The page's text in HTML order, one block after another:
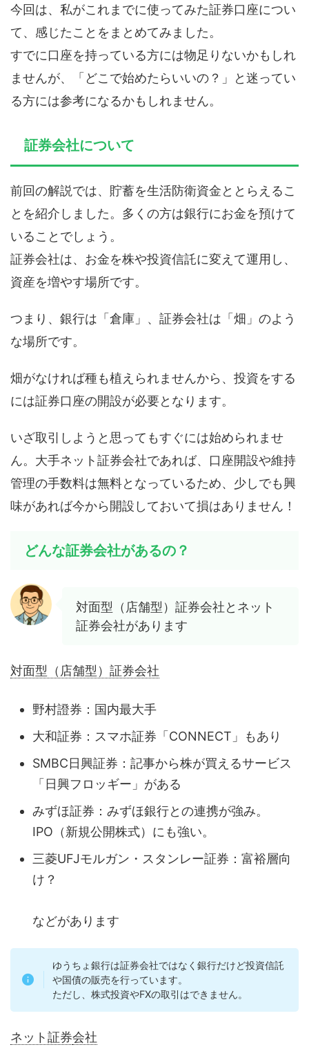
今回は、私がこれまでに使ってみた証券口座につい
て、感じたことをまとめてみました。
すでに口座を持っている方には物足りないかもしれ
ませんが、「どこで始めたらいいの？」と迷ってい
る方には参考になるかもしれません。
証券会社について
前回の解説では、貯蓄を生活防衛資金ととらえるこ
とを紹介しました。多くの方は銀行にお金を預けて
いることでしょう。
証券会社は、お金を株や投資信託に変えて運用し、
資産を増やす場所です。
つまり、銀行は「倉庫」、証券会社は「畑」のよう
な場所です。
畑がなければ種も植えられませんから、投資をする
には証券口座の開設が必要となります。
いざ取引しようと思ってもすぐには始められませ
ん。大手ネット証券会社であれば、口座開設や維持
管理の手数料は無料となっているため、少しでも興
味があれば今から開設しておいて損はありません！
どんな証券会社があるの？
対面型（店舗型）証券会社とネット
証券会社があります
対面型（店舗型）証券会社
野村證券：国内最大手
大和証券：スマホ証券「CONNECT」もあり
SMBC日興証券：記事から株が買えるサービス
「日興フロッギー」がある
みずほ証券：みずほ銀行との連携が強み。
IPO（新規公開株式）にも強い。
三菱UFJモルガン・スタンレー証券：富裕層向
け？
などがあります
ゆうちょ銀行は証券会社ではなく銀行だけど投資信託
や国債の販売を行っています。
ただし、株式投資やFXの取引はできません。
ネット証券会社